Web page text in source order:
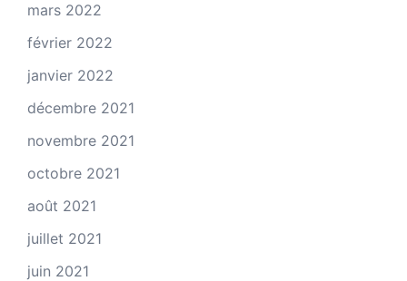
mars 2022
février 2022
janvier 2022
décembre 2021
novembre 2021
octobre 2021
août 2021
juillet 2021
juin 2021